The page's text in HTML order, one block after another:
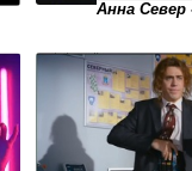
Анна Север